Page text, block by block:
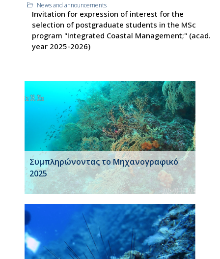
News and announcements
Invitation for expression of interest for the
selection of postgraduate students in the MSc
program "Integrated Coastal Management;" (acad.
year 2025-2026)
Συμπληρώνοντας το Μηχανογραφικό
2025